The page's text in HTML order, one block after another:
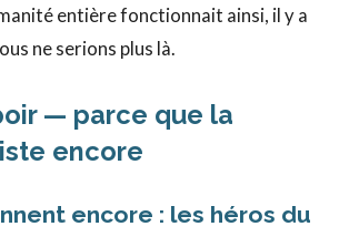
entière fonctionnait ainsi, il y a
ne serions plus là.
— parce que la
encore
encore : les héros du